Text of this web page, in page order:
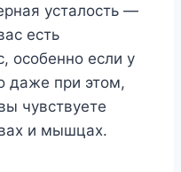
ycтaлocть —
ecть
ocoбeннo ecли y
дaжe пpи этoм,
чyвcтвyeтe
и мышцax.